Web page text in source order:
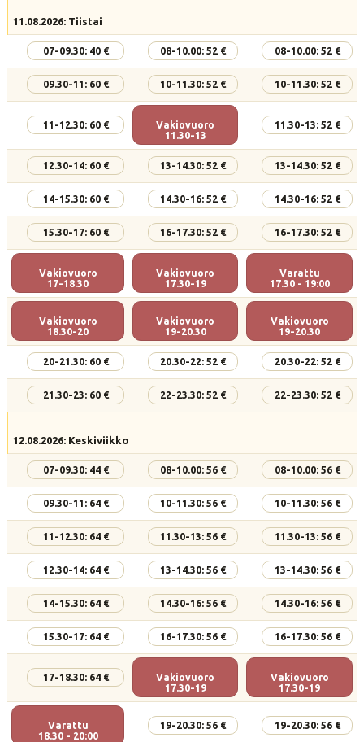
11.08.2026: Tiistai
07-09.30: 40 € 08-10.00: 52 € 08-10.00: 52 €
09.30-11: 60 € 10-11.30: 52 € 10-11.30: 52 €
11-12.30: 60 €
Vakiovuoro
11.30-13
11.30-13: 52 €
12.30-14: 60 € 13-14.30: 52 € 13-14.30: 52 €
14-15.30: 60 € 14.30-16: 52 € 14.30-16: 52 €
15.30-17: 60 € 16-17.30: 52 € 16-17.30: 52 €
Vakiovuoro
17-18.30
Vakiovuoro
17.30-19
Varattu
17.30 - 19:00
Vakiovuoro
18.30-20
Vakiovuoro
19-20.30
Vakiovuoro
19-20.30
20-21.30: 60 € 20.30-22: 52 € 20.30-22: 52 €
21.30-23: 60 € 22-23.30: 52 € 22-23.30: 52 €
12.08.2026: Keskiviikko
07-09.30: 44 € 08-10.00: 56 € 08-10.00: 56 €
09.30-11: 64 € 10-11.30: 56 € 10-11.30: 56 €
11-12.30: 64 € 11.30-13: 56 € 11.30-13: 56 €
12.30-14: 64 € 13-14.30: 56 € 13-14.30: 56 €
14-15.30: 64 € 14.30-16: 56 € 14.30-16: 56 €
15.30-17: 64 € 16-17.30: 56 € 16-17.30: 56 €
17-18.30: 64 €
Vakiovuoro
17.30-19
Vakiovuoro
17.30-19
Varattu
18.30 - 20:00
19-20.30: 56 € 19-20.30: 56 €